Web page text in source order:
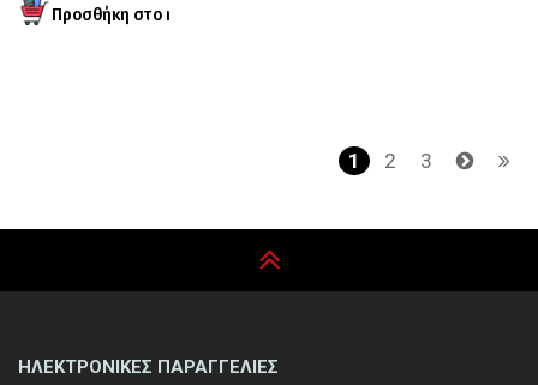
Τρέχουσα
1 Page
2 Page
3
ΗΛΕΚΤΡΟΝΙΚΕΣ ΠΑΡΑΓΓΕΛΙΕΣ